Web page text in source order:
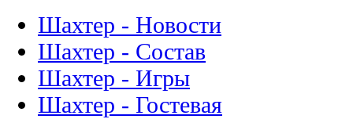
Шахтер - Новости
Шахтер - Состав
Шахтер - Игры
Шахтер - Гостевая